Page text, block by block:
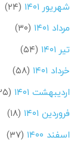
شهریور ۱۴۰۱
(۲۴)
مرداد ۱۴۰۱
(۳۰)
تیر ۱۴۰۱
(۵۴)
خرداد ۱۴۰۱
(۵۸)
اردیبهشت ۱۴۰۱
(۲۵)
فروردین ۱۴۰۱
(۱۸)
اسفند ۱۴۰۰
(۳۷)